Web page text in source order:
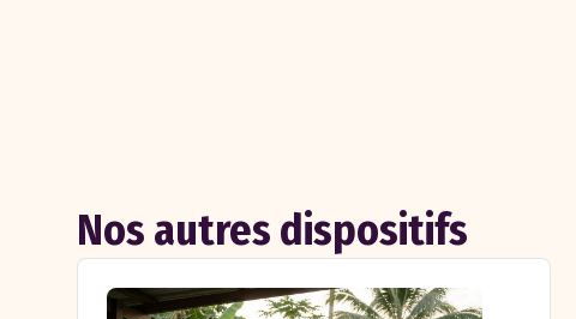
Nos autres dispositifs